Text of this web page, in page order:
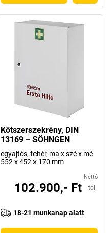
Kötszerszekrény, DIN
13169 – SÖHNGEN
egyajtós, fehér, ma x szé x mé
552 x 452 x 170 mm
Nettó
102.900,- Ft -tól
18-21 munkanap alatt